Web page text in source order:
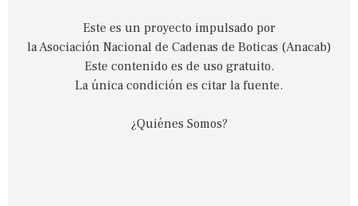
Este es un proyecto impulsado por
la Asociación Nacional de Cadenas de Boticas (Anacab)
Este contenido es de uso gratuito.
La única condición es citar la fuente.
¿Quiénes Somos?